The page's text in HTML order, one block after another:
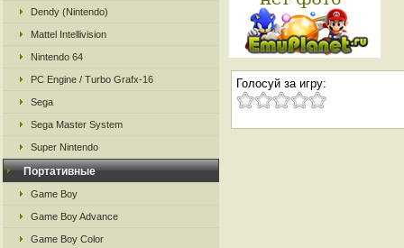
Dendy (Nintendo)
Mattel Intellivision
Nintendo 64
PC Engine / Turbo Grafx-16
Sega
Sega Master System
Super Nintendo
Портативные
Game Boy
Game Boy Advance
Game Boy Color
Голосуй за игру: